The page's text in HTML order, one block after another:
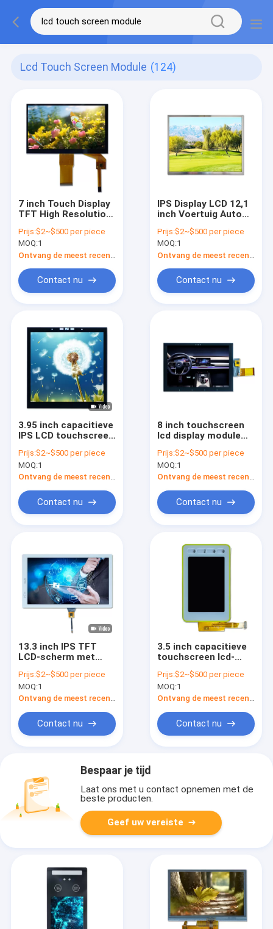
Lcd Touch Screen Module (124)
7 inch Touch Display
TFT High Resolution
Module compact
Prijs:$2~$500 per piece
MOQ:1
Contact nu
IPS Display LCD 12,1
inch Voertuig Auto
Module
Prijs:$2~$500 per piece
MOQ:1
Contact nu
3.95 inch capacitieve
IPS LCD touchscreen
helderheid
Prijs:$2~$500 per piece
MOQ:1
Contact nu
8 inch touchscreen
lcd display module
1280 pixels
Prijs:$2~$500 per piece
MOQ:1
Contact nu
13.3 inch IPS TFT
LCD-scherm met
Capaciteit
1920x1080 pixels
Prijs:$2~$500 per piece
MOQ:1
Ontvang de meest recente Prijs
Contact nu
3.5 inch capacitieve
touchscreen lcd-
inch lcd-display hoge
resolutie
Prijs:$2~$500 per piece
MOQ:1
Ontvang de meest recente Prijs
Contact nu
Bespaar je tijd
Laat ons met u contact opnemen met de
beste producten.
Geef uw vereiste